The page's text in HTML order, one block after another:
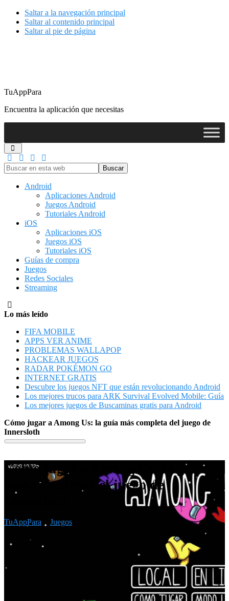
Saltar a la navegación principal
Saltar al contenido principal
Saltar al pie de página
TuAppPara
Encuentra la aplicación que necesitas
Buscar
en
Android
Aplicaciones Android
Juegos Android
Tutoriales Android
iOS
Aplicaciones iOS
Juegos iOS
Tutoriales iOS
Guías de compra
Juegos
Redes Sociales
Streaming
Lo más leído
FIFA MOBILE
APPS VER ANIME
PROBLEMAS WALLAPOP
HACKEAR JUEGOS
RADAR POKÉMON GO
INTERNET GRATIS
Descubre los juegos NFT que están revolucionando Android
Los mejores trucos para ARK Survival Evolved Mobile: Guía
Los mejores juegos de Buscaminas gratis para Android
Cómo jugar a Among Us: la guía más completa del juego de
Innersloth
Cómo jugar a Among Us: la guía
más completa del juego de
TuAppPara Juegos